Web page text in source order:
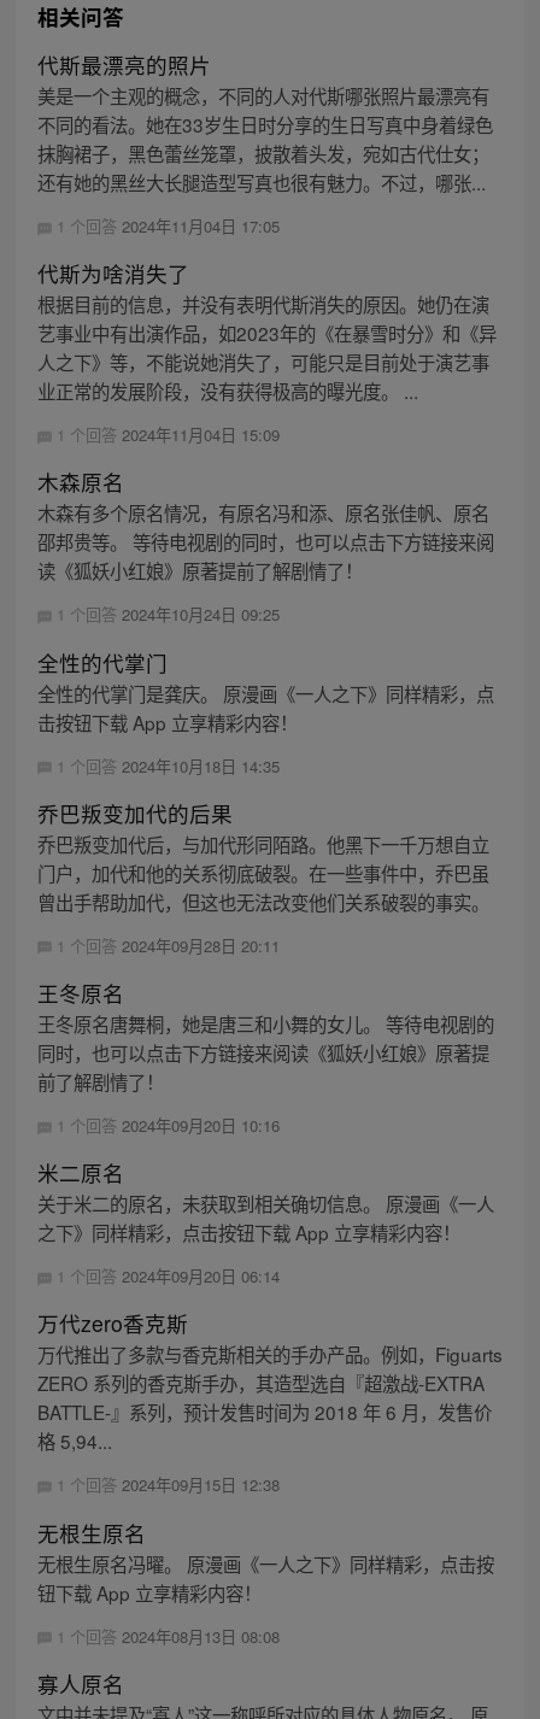
相关问答
代斯最漂亮的照片
美是一个主观的概念，不同的人对代斯哪张照片最漂亮有
不同的看法。她在33岁生日时分享的生日写真中身着绿色
抹胸裙子，黑色蕾丝笼罩，披散着头发，宛如古代仕女；
还有她的黑丝大长腿造型写真也很有魅力。不过，哪张...
1 个回答 2024年11月04日 17:05
代斯为啥消失了
根据目前的信息，并没有表明代斯消失的原因。她仍在演
艺事业中有出演作品，如2023年的《在暴雪时分》和《异
人之下》等，不能说她消失了，可能只是目前处于演艺事
业正常的发展阶段，没有获得极高的曝光度。 ...
1 个回答 2024年11月04日 15:09
木森原名
木森有多个原名情况，有原名冯和添、原名张佳帆、原名
邵邦贵等。 等待电视剧的同时，也可以点击下方链接来阅
读《狐妖小红娘》原著提前了解剧情了！
1 个回答 2024年10月24日 09:25
全性的代掌门
全性的代掌门是龚庆。 原漫画《一人之下》同样精彩，点
击按钮下载 App 立享精彩内容！
1 个回答 2024年10月18日 14:35
乔巴叛变加代的后果
乔巴叛变加代后，与加代形同陌路。他黑下一千万想自立
门户，加代和他的关系彻底破裂。在一些事件中，乔巴虽
曾出手帮助加代，但这也无法改变他们关系破裂的事实。
1 个回答 2024年09月28日 20:11
王冬原名
王冬原名唐舞桐，她是唐三和小舞的女儿。 等待电视剧的
同时，也可以点击下方链接来阅读《狐妖小红娘》原著提
前了解剧情了！
1 个回答 2024年09月20日 10:16
米二原名
关于米二的原名，未获取到相关确切信息。 原漫画《一人
之下》同样精彩，点击按钮下载 App 立享精彩内容！
1 个回答 2024年09月20日 06:14
万代zero香克斯
万代推出了多款与香克斯相关的手办产品。例如，Figuarts
ZERO 系列的香克斯手办，其造型选自『超激战-EXTRA
BATTLE-』系列，预计发售时间为 2018 年 6 月，发售价
格 5,94...
1 个回答 2024年09月15日 12:38
无根生原名
无根生原名冯曜。 原漫画《一人之下》同样精彩，点击按
钮下载 App 立享精彩内容！
1 个回答 2024年08月13日 08:08
寡人原名